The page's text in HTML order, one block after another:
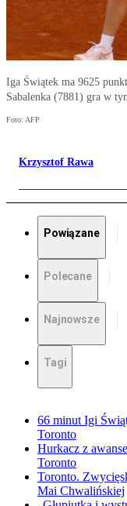
Iga Świątek ma 9625
Sabalenka (7881) gra w
Foto: AFP
Krzysztof Rawa
Powiązane
Polecane
Najnowsze
Tagi
66 minut Igi
Toronto
Hurkacz z
Toronto
Toronto.
Mai Chwalińskiej